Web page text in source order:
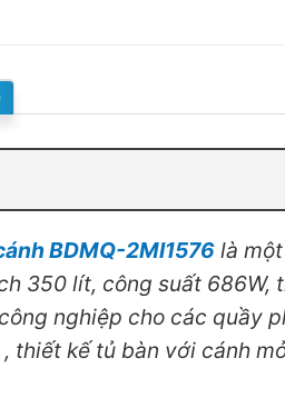
BDMQ-2MI1576 là
350 lít, công suất 686W,
nghiệp cho các quầy
, thiết kế tủ bàn với cánh